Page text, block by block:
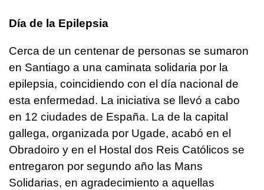
Día de la Epilepsia
Cerca de un centenar de personas se sumaron
en Santiago a una caminata solidaria por la
epilepsia, coincidiendo con el día nacional de
esta enfermedad. La iniciativa se llevó a cabo
en 12 ciudades de España. La de la capital
gallega, organizada por Ugade, acabó en el
Obradoiro y en el Hostal dos Reis Católicos se
entregaron por segundo año las Mans
Solidarias, en agradecimiento a aquellas